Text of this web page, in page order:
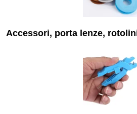
Accessori, porta lenze,